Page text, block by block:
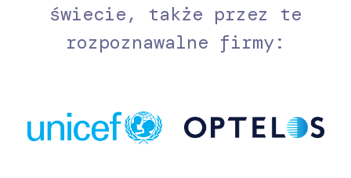
świecie, także przez te
rozpoznawalne firmy: